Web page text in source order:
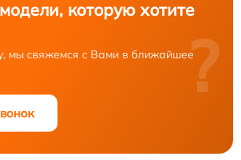
которую хотите
мы свяжемся с Вами в ближайшее?